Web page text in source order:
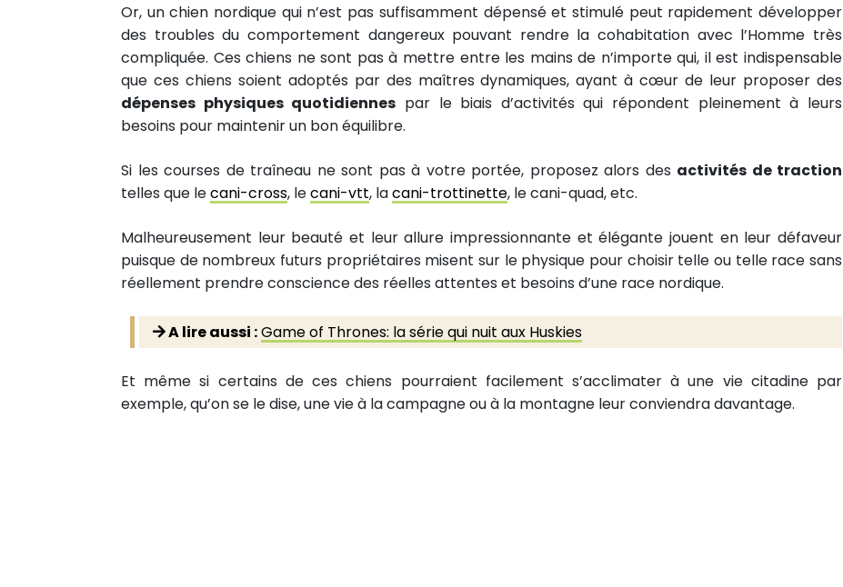
Or, un chien nordique qui n’est pas suffisamment dépensé et stimulé peut rapidement développer
des troubles du comportement dangereux pouvant rendre la cohabitation avec l’Homme très
compliquée. Ces chiens ne sont pas à mettre entre les mains de n’importe qui, il est indispensable
que ces chiens soient adoptés par des maîtres dynamiques, ayant à cœur de leur proposer des
dépenses physiques quotidiennes par le biais d’activités qui répondent pleinement à leurs
besoins pour maintenir un bon équilibre.
Si les courses de traîneau ne sont pas à votre portée, proposez alors des activités de traction
telles que lecani-cross, lecani-vtt, lacani-trottinette, le cani-quad, etc.
Malheureusement leur beauté et leur allure impressionnante et élégante jouent en leur défaveur
puisque de nombreux futurs propriétaires misent sur le physique pour choisir telle ou telle race sans
réellement prendre conscience des réelles attentes et besoins d’une race nordique.
A lire aussi :Game of Thrones: la série qui nuit aux Huskies
Et même si certains de ces chiens pourraient facilement s’acclimater à une vie citadine par
exemple, qu’on se le dise, une vie à la campagne ou à la montagne leur conviendra davantage.